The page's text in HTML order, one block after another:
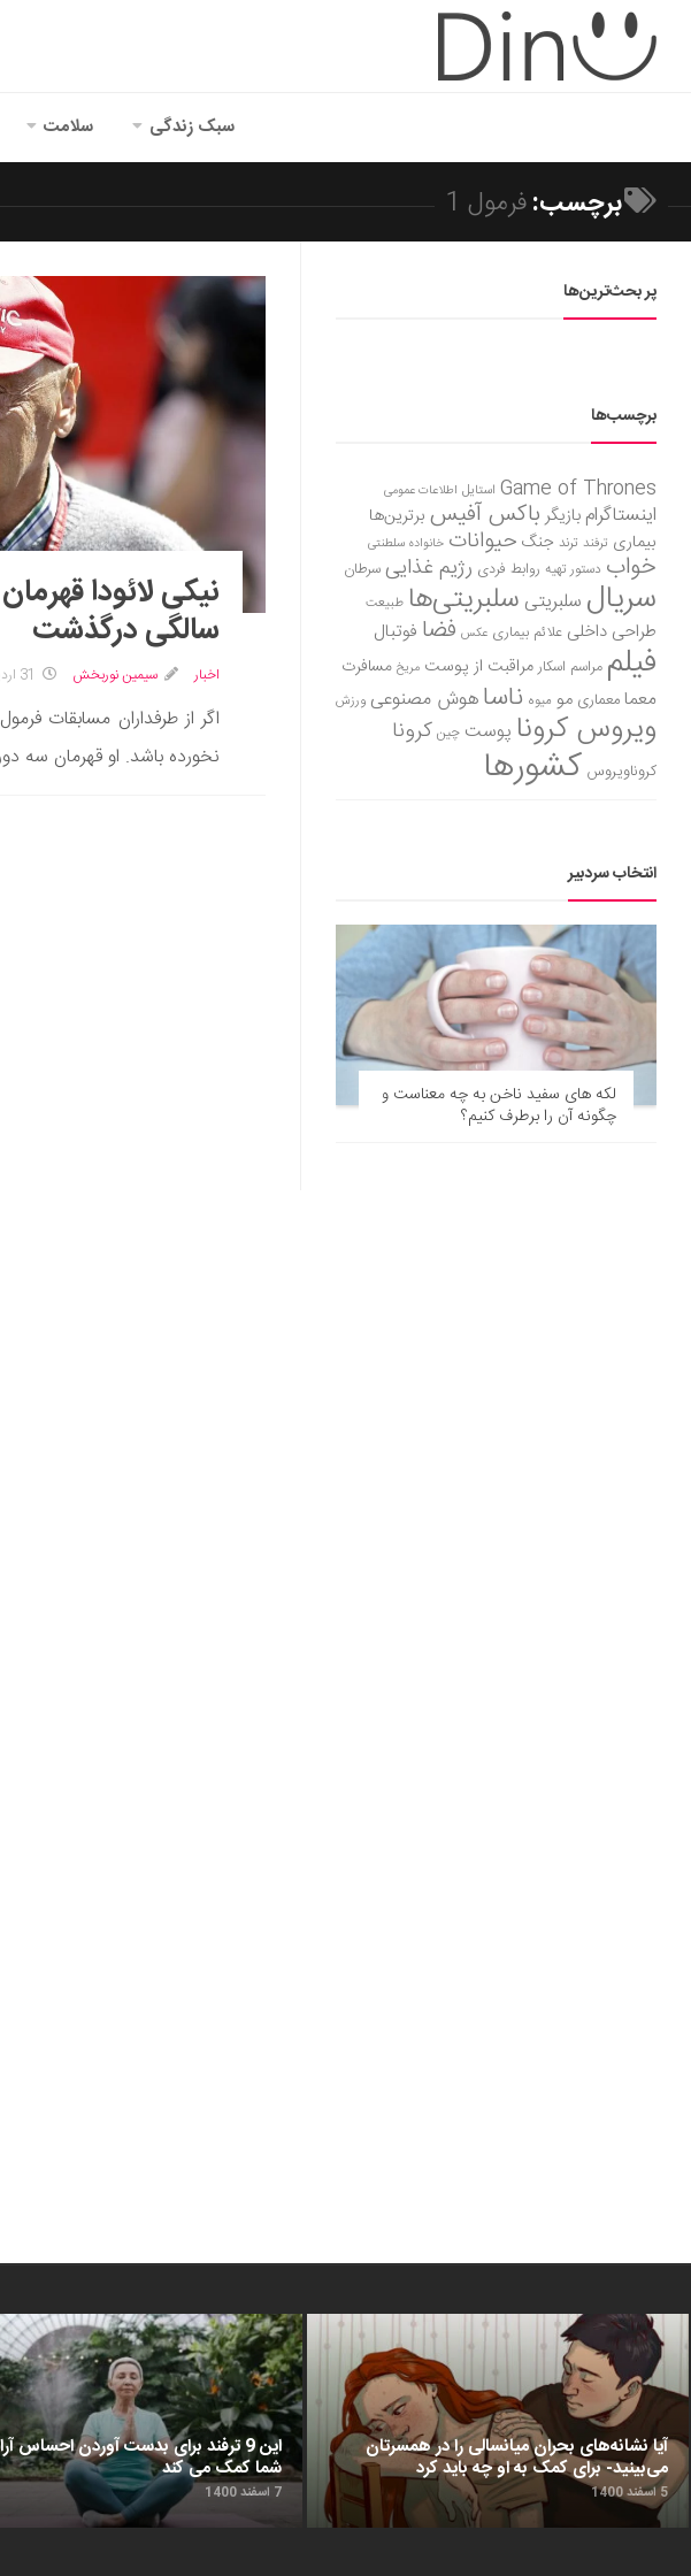
سبک زندگی سلامت
برچسب:فرمول 1
سالگی درگذشت
اخبار سیمین نوربخش 31 اردیبهشت, 1398
اگر از طرفداران مسابقات
نخورده باشد. او قهرمان سه
پر بحث‌ترین‌ها
برچسب‌ها
Game of Thrones استایل اطلاعات عمومی
اینستاگرام بازیگر باکس آفیس برترین‌ها
بیماری ترفند ترند جنگ حیوانات خانواده سلطنتی
خواب دستور تهیه روابط فردی رژیم غذاییسرطان
سریال سلبریتی سلبریتی‌ها طبیعت
طراحی داخلی علائم بیماری عکس فضا فوتبال
فیلم مراسم اسکارمراقبت از پوست مریخ مسافرت
معمامعماری مو میوه ناساهوش مصنوعی ورزش
ویروس کرونا پوست چین کرونا
کروناویروس کشورها
انتخاب سردبیر
لکه های سفید ناخن به چه معناست و
چگونه آن را برطرف کنیم؟
این 9 ترفند برای بدست آوردن احساس
شما کمک می‌ کند
7 اسفند 1400
آیا نشانه‌های بحران میانسالی را در همسرتان
می‌بینید- برای کمک به او چه باید کرد
5 اسفند 1400